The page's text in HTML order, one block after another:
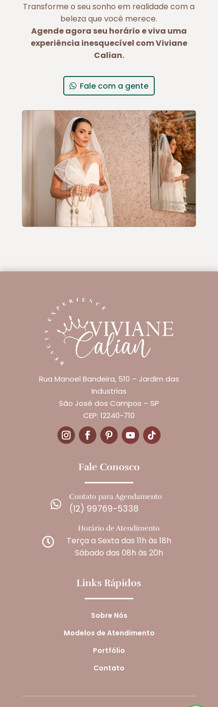
Transforme o seu sonho em realidade com a
beleza que você merece.
Agende agora seu horário e viva uma
experiência inesquecível com Viviane
Calian.
Fale com a gente
Rua Manoel Bandeira, 510 – Jardim das
Industrias
São José dos Campos – SP
CEP: 12240-710
Fale Conosco

Contato para Agendamento
(12) 99769-5338

Horário de Atendimento
Terça a Sexta das 11h às 18h
Sábado das 08h às 20h
Links Rápidos
Sobre Nós
Modelos de Atendimento
Portfólio
Contato